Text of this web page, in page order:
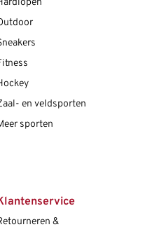
en veldsporten
sporten
&